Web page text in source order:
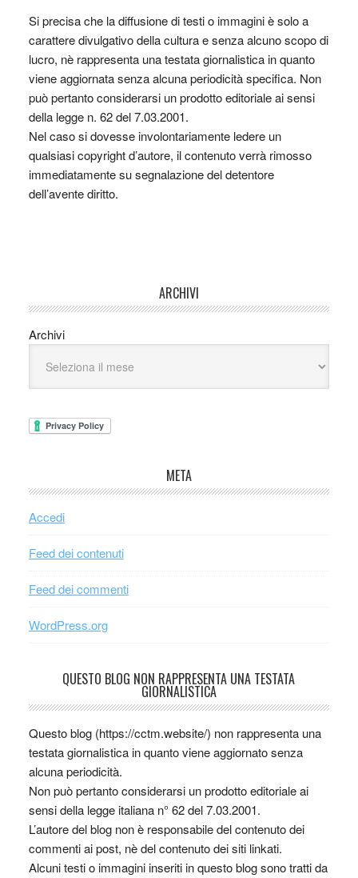
Si precisa che la diffusione di testi o immagini è solo a
carattere divulgativo della cultura e senza alcuno scopo di
lucro, nè rappresenta una testata giornalistica in quanto
viene aggiornata senza alcuna periodicità specifica. Non
può pertanto considerarsi un prodotto editoriale ai sensi
della legge n. 62 del 7.03.2001.
Nel caso si dovesse involontariamente ledere un
qualsiasi copyright d’autore, il contenuto verrà rimosso
immediatamente su segnalazione del detentore
dell’avente diritto.
ARCHIVI
Archivi
META
Accedi
Feed dei contenuti
Feed dei commenti
WordPress.org
QUESTO BLOG NON RAPPRESENTA UNA TESTATA
GIORNALISTICA
Questo blog (https://cctm.website/) non rappresenta una
testata giornalistica in quanto viene aggiornato senza
alcuna periodicità.
Non può pertanto considerarsi un prodotto editoriale ai
sensi della legge italiana n° 62 del 7.03.2001.
L’autore del blog non è responsabile del contenuto dei
commenti ai post, nè del contenuto dei siti linkati.
Alcuni testi o immagini inseriti in questo blog sono tratti da